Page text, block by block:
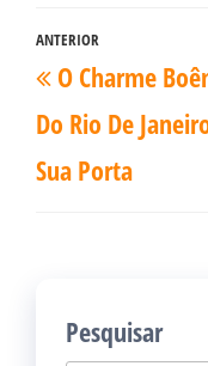
Navegação
de
Post
Post
anterior
ANTERIOR
O Charme
Do Rio De
Sua Porta
Pesquisar